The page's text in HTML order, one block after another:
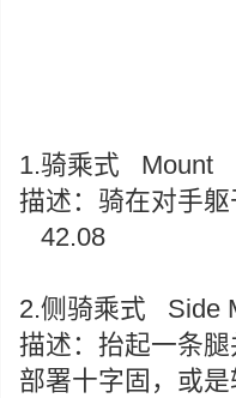
1.骑乘式 Mount
描述：骑在对手
42.08
2.侧骑乘式 Side
描述：抬起一条
部署十字固，或